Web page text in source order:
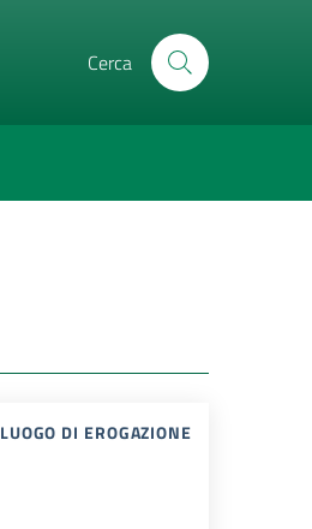
Cerca
LUOGO DI EROGAZIONE